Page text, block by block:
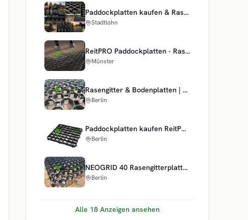
Paddockplatten kaufen & Rasengitter, ideale Paddockgitter ohne Unterbau ReitPRO
Stadtlohn
ReitPRO Paddockplatten - Rasengitter kaufen & Kiesgitter für Reitplätze
Münster
Rasengitter & Bodenplatten | Kiesgitter für Weide und Paddock
Berlin
Paddockplatten kaufen ReitPRO40 - Rasengitter für Pferdepaddocks & Weiden
Berlin
NEOGRID 40 Rasengitterplatten - Kiesgitter & Bodenplatten | Parkplatz & Paddock
Berlin
Alle 18 Anzeigen ansehen